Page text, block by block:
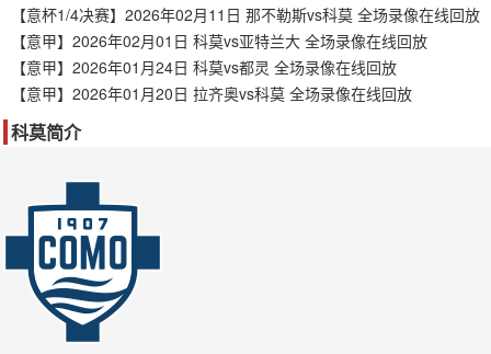
【意杯1/4决赛】2026年02月11日 那不勒斯vs科莫 全场录像在线回放
【意甲】2026年02月01日 科莫vs亚特兰大 全场录像在线回放
【意甲】2026年01月24日 科莫vs都灵 全场录像在线回放
【意甲】2026年01月20日 拉齐奥vs科莫 全场录像在线回放
科莫简介